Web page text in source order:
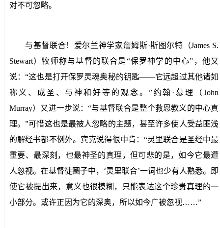
对不可忽略。
与基督联合！爱尔兰神学家詹姆斯·斯图尔特（James S.
Stewart）牧师称与基督的联合是“保罗神学的中心”，他又
说：“这也是打开保罗灵魂奥秘的钥匙——它远超过其他诸如
称义、成圣、与神和好等的观念。”约翰·慕理（ John
Murray）又进一步说：“与基督联合是整个救恩教义的中心真
理。”可惜这也是最被人忽略的主题，甚至许多使人受益匪浅
的解经书都不例外。宾克说得很中肯：“灵里联合是圣经中最
重要、最深刻，也最神圣的真理，但可悲的是，如今它最遭
人忽视。在基督徒圈子中，‘灵里联合’一词也少有人熟悉。即
使它被提出来，意义也很模糊，只能表达这个珍贵真理的一
小部分。或许正因为它的深奥，所以如今广被忽视……”